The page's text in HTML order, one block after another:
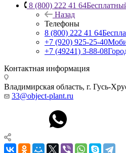
8 (800) 222 41 64
Назад
Телефоны
8 (800) 222 41 64
+7 (920) 925-25-40
+7 (49241) 3-88-08
Контактная информация
Владимирская область, г. Гусь-
33@object-plant.ru